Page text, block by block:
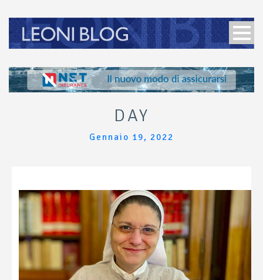
DAY
Gennaio 19, 2022